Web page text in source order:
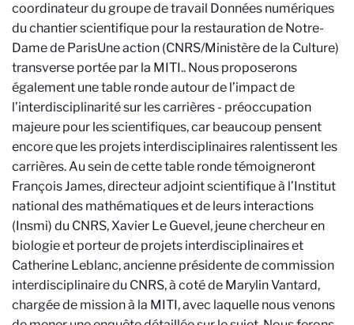
coordinateur du groupe de travail Données numériques
du chantier scientifique pour la restauration de Notre-
Dame de ParisUne action (CNRS/Ministère de la Culture)
transverse portée par la MITI.. Nous proposerons
également une table ronde autour de l’impact de
l’interdisciplinarité sur les carrières - préoccupation
majeure pour les scientifiques, car beaucoup pensent
encore que les projets interdisciplinaires ralentissent les
carrières. Au sein de cette table ronde témoigneront
François James, directeur adjoint scientifique à l’Institut
national des mathématiques et de leurs interactions
(Insmi) du CNRS, Xavier Le Guevel, jeune chercheur en
biologie et porteur de projets interdisciplinaires et
Catherine Leblanc, ancienne présidente de commission
interdisciplinaire du CNRS, à coté de Marylin Vantard,
chargée de mission à la MITI, avec laquelle nous venons